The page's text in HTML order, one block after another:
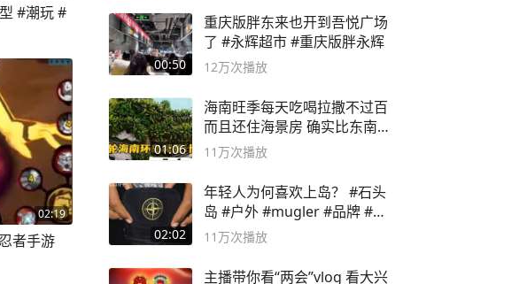
#潮玩 #
02:19
#火影忍者手游
00:50
重庆版胖东来也开到吾悦广场
了 #永辉超市 #重庆版胖永辉
12万次播放
01:06
海南旺季每天吃喝拉撒不过百
而且还住海景房 确实比东南
亚合适
11万次播放
02:02
年轻人为何喜欢上岛？ #石头
岛 #户外 #mugler #品牌 #足
球流氓
11万次播放
主播带你看“两会”vlog 看大兴